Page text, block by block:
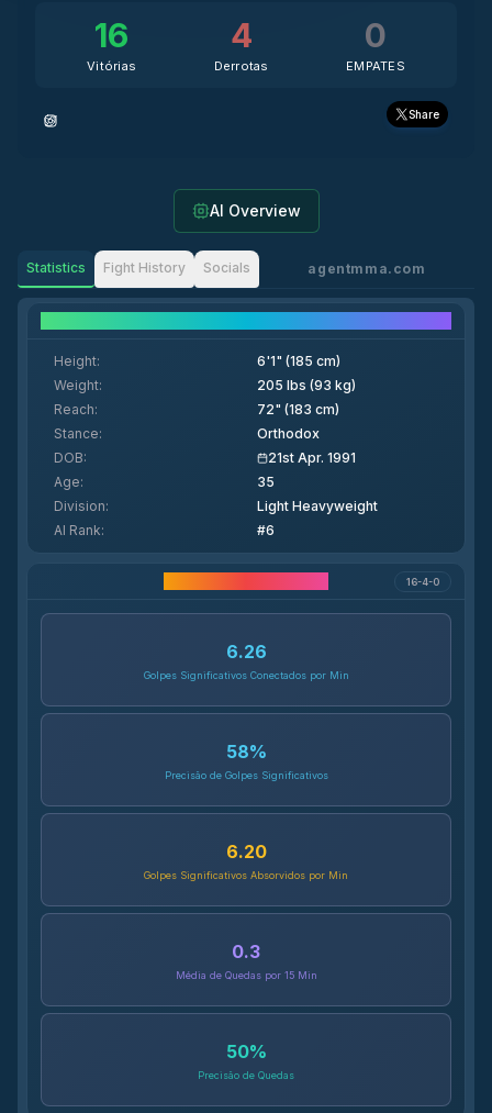
16
Vitórias
4
Derrotas
0
EMPATES
Share
AI Overview
Statistics Fight History Socials agentmma.com
Height:
6'1" (185 cm)
Weight:
205 lbs (93 kg)
Reach:
72" (183 cm)
Stance:
Orthodox
DOB:
21st Apr. 1991
Age:
35
Division:
Light Heavyweight
AI Rank: #6
16-4-0
6.26
Golpes Significativos Conectados por Min
58%
Precisão de Golpes Significativos
6.20
Golpes Significativos Absorvidos por Min
0.3
Média de Quedas por 15 Min
50%
Precisão de Quedas